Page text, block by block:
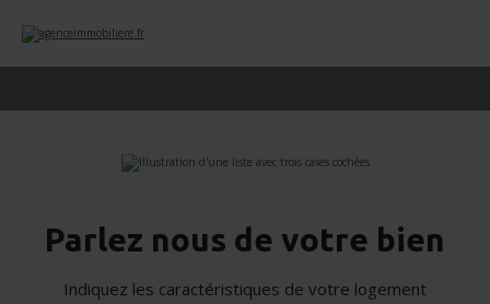
Parlez nous de votre bien
Indiquez les caractéristiques de votre logement